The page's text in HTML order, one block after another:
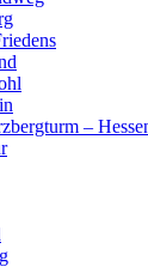
–